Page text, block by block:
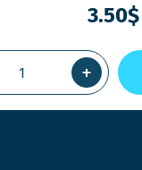
3.50$
+